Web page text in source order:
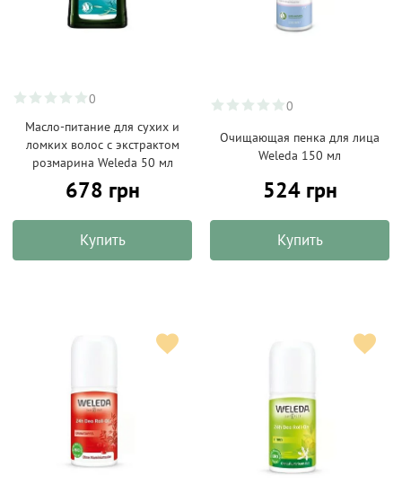
0
Масло-питание для сухих и
ломких волос с экстрактом
розмарина Weleda 50 мл
678 грн
Купить
0
Очищающая пенка для лица
Weleda 150 мл
524 грн
Купить